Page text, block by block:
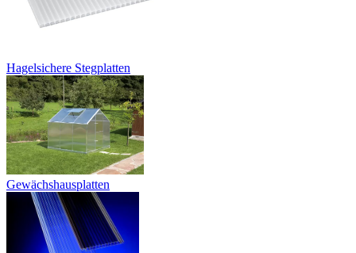
Hagelsichere Stegplatten
Gewächshausplatten